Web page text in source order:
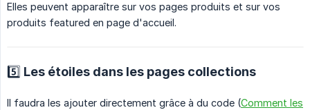
Elles peuvent apparaître sur vos pages produits et sur vos
produits featured en page d'accueil.
5️⃣ Les étoiles dans les pages collections
Il faudra les ajouter directement grâce à du code (Comment les